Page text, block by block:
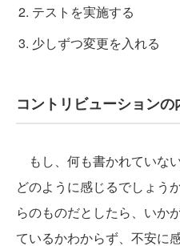
テストを実施する
少しずつ変更を入れる
コントリビューション
もし、何も書かれていな
どのように感じるでしょう
らのものだとしたら、いか
ているかわからず、不安に